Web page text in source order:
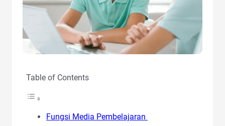
Table of Contents
Fungsi Media Pembelajaran